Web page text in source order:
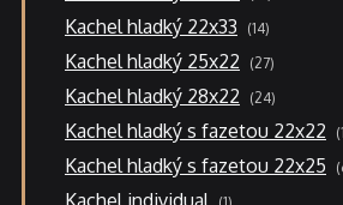
Kachel hladký 22x33 1414
produktů
Kachel hladký 25x22 2727
produktů
Kachel hladký 28x22 2424
produktů
Kachel hladký s fazetou 22x22
Kachel hladký s fazetou 22x25
Kachel individual
1